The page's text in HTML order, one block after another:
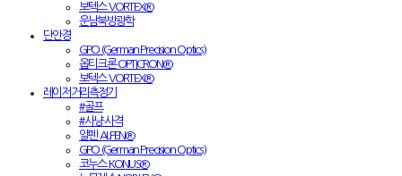
보텍스 VORTEX®
운남북방광학
단안경
GPO (German Precision Optics)
옵티크론 OPTICRON®
보텍스 VORTEX®
레이저거리측정기
#골프
#사냥·사격
알펜 ALPEN®
GPO (German Precision Optics)
코누스 KONUS®